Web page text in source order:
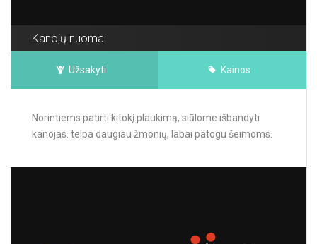
Kanojų nuoma
Užsakyti Kainos
Norintiems patirti kitokį plaukimą, siūlome išbandyti
kanojas. telpa daugiau žmonių, labai patogu šeimoms.